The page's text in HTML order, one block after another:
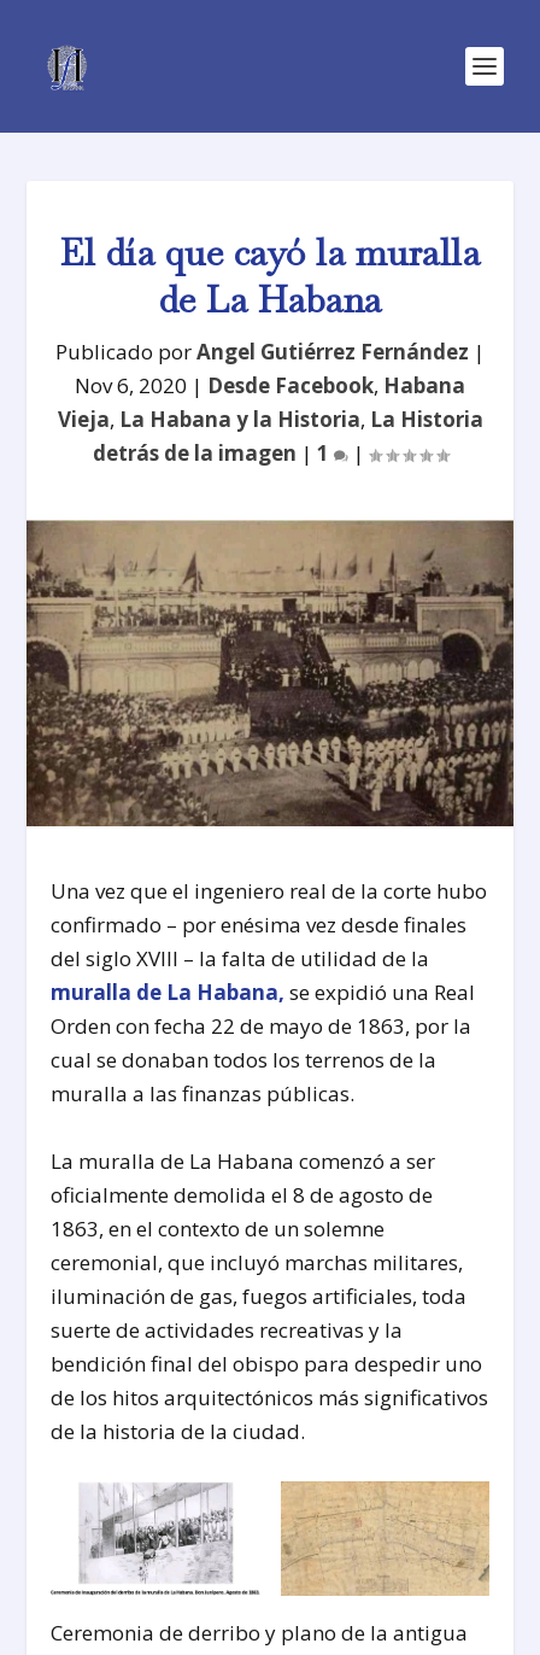
El día que cayó la muralla
de La Habana
Publicado porAngel Gutiérrez Fernández |
Nov 6, 2020 | Desde Facebook, Habana
Vieja, La Habana y la Historia, La Historia
detrás de la imagen | 1 |
Una vez que el ingeniero real de la corte hubo
confirmado – por enésima vez desde finales
del siglo XVIII – la falta de utilidad de la
muralla de La Habana, se expidió una Real
Orden con fecha 22 de mayo de 1863, por la
cual se donaban todos los terrenos de la
muralla a las finanzas públicas.
La muralla de La Habana comenzó a ser
oficialmente demolida el 8 de agosto de
1863, en el contexto de un solemne
ceremonial, que incluyó marchas militares,
iluminación de gas, fuegos artificiales, toda
suerte de actividades recreativas y la
bendición final del obispo para despedir uno
de los hitos arquitectónicos más significativos
de la historia de la ciudad.
Ceremonia de derribo y plano de la antigua